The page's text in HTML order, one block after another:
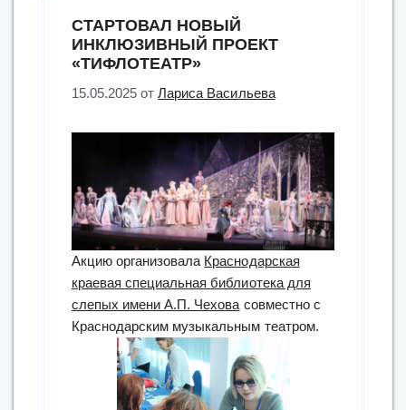
СТАРТОВАЛ НОВЫЙ
ИНКЛЮЗИВНЫЙ ПРОЕКТ
«ТИФЛОТЕАТР»
15.05.2025 отЛариса Васильева
Акцию организовала Краснодарская
краевая специальная библиотека для
слепых имени А.П. Чехова совместно с
Краснодарским музыкальным театром.